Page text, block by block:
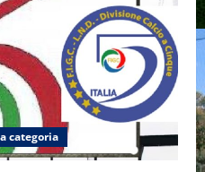
categoria